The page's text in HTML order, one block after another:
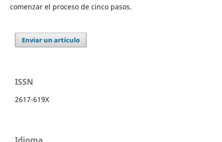
comenzar el proceso de cinco pasos.
Enviar un artículo
ISSN
2617-619X